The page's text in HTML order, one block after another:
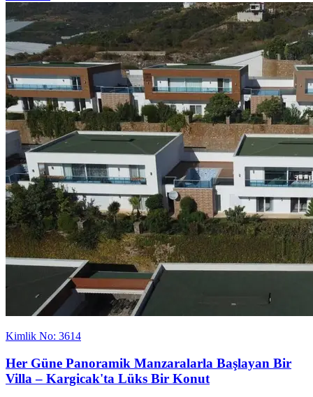
Kimlik No: 3614
Her Güne Panoramik Manzaralarla Başlayan Bir
Villa – Kargicak'ta Lüks Bir Konut